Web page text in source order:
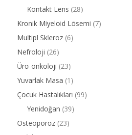
Kontakt Lens (28)
Kronik Miyeloid Lösemi (7)
Multipl Skleroz (6)
Nefroloji (26)
Üro-onkoloji (23)
Yuvarlak Masa (1)
Çocuk Hastalıkları (99)
Yenidoğan (39)
Osteoporoz (23)